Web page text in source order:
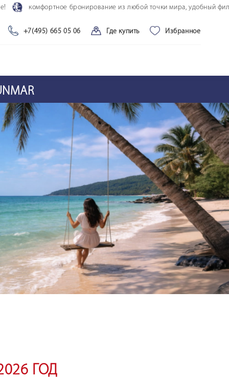
бронирование из любой точки мира, удобный фильтр поиска
+7(495) 665 05 06 Где купить Избранное
ГОД